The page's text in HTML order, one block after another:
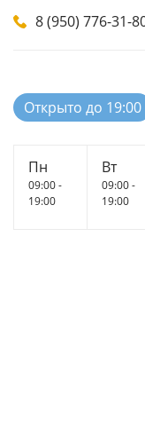
8 (950) 776-31-
Открыто до 19:00
Пн
09:00 -
19:00
Вт
09:00 -
19:00